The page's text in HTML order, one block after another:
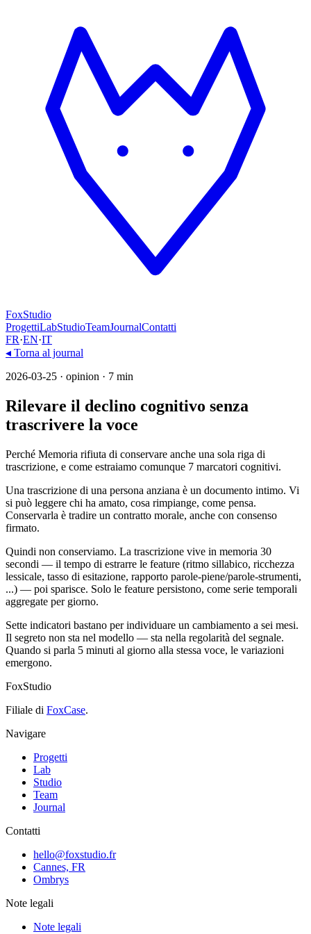
FoxStudio
ProgettiLabStudioTeamJournalContatti
FR·EN·IT
◂ Torna al journal
2026-03-25 · opinion · 7 min
Rilevare il declino cognitivo senza
trascrivere la voce
Perché Memoria rifiuta di conservare anche una sola riga di
trascrizione, e come estraiamo comunque 7 marcatori cognitivi.
Una trascrizione di una persona anziana è un documento intimo. Vi
si può leggere chi ha amato, cosa rimpiange, come pensa.
Conservarla è tradire un contratto morale, anche con consenso
firmato.
Quindi non conserviamo. La trascrizione vive in memoria 30
secondi — il tempo di estrarre le feature (ritmo sillabico, ricchezza
lessicale, tasso di esitazione, rapporto parole-piene/parole-strumenti,
...) — poi sparisce. Solo le feature persistono, come serie temporali
aggregate per giorno.
Sette indicatori bastano per individuare un cambiamento a sei mesi.
Il segreto non sta nel modello — sta nella regolarità del segnale.
Quando si parla 5 minuti al giorno alla stessa voce, le variazioni
emergono.
FoxStudio
Filiale di FoxCase.
Navigare
Progetti
Lab
Studio
Team
Journal
Contatti
hello@foxstudio.fr
Cannes, FR
Ombrys
Note legali
Note legali